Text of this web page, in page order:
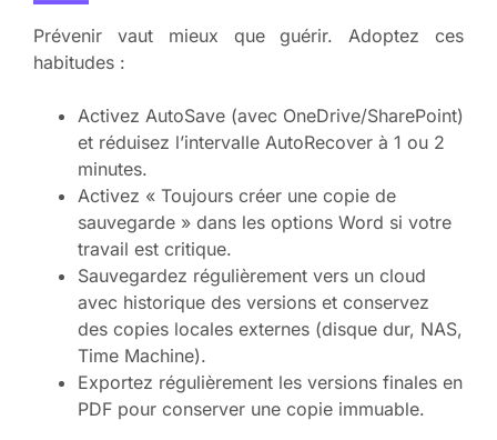
Prévenir vaut mieux que guérir. Adoptez ces
habitudes :
Activez AutoSave (avec OneDrive/SharePoint)
et réduisez l’intervalle AutoRecover à 1 ou 2
minutes.
Activez « Toujours créer une copie de
sauvegarde » dans les options Word si votre
travail est critique.
Sauvegardez régulièrement vers un cloud
avec historique des versions et conservez
des copies locales externes (disque dur, NAS,
Time Machine).
Exportez régulièrement les versions finales en
PDF pour conserver une copie immuable.